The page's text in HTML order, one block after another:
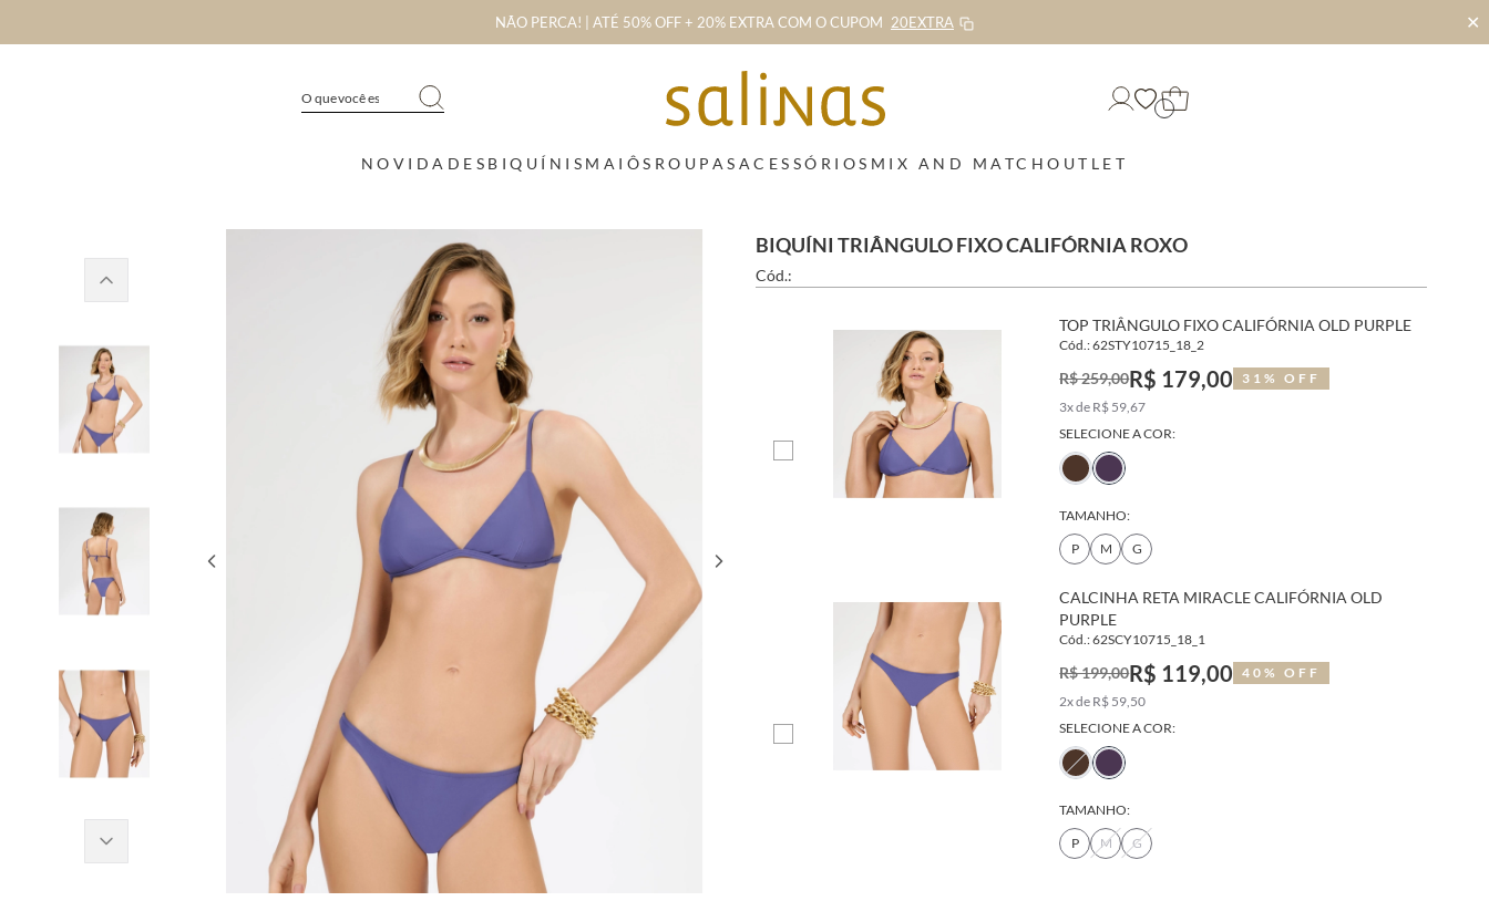
NÃO PERCA! | ATÉ 50% OFF + 20% EXTRA COM O CUPOM 20EXTRA ✕
NOVIDADES BIQUÍNIS MAIÔS ROUPAS ACESSÓRIOS MIX AND MATCHOUTLET
BIQUÍNI TRIÂNGULO FIXO CALIFÓRNIA ROXO
Cód.:
TOP TRIÂNGULO FIXO CALIFÓRNIA OLD PURPLE
Cód.: 62STY10715_18_2
R$ 259,00R$ 179,00
31% OFF
3x de R$ 59,67
SELECIONE A COR:
TAMANHO:
P
M G
CALCINHA RETA MIRACLE CALIFÓRNIA OLD
PURPLE
Cód.: 62SCY10715_18_1
R$ 199,00R$ 119,00
40% OFF
2x de R$ 59,50
SELECIONE A COR:
TAMANHO:
P
M G